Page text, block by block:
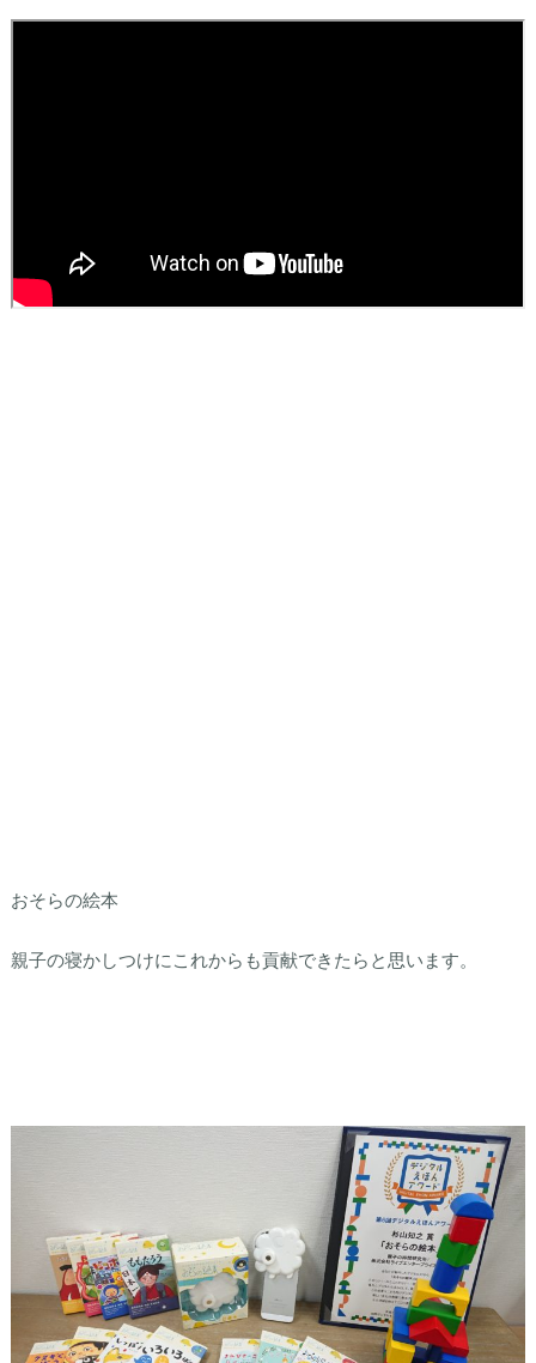
おそらの絵本
親子の寝かしつけにこれからも貢献できたらと思います。